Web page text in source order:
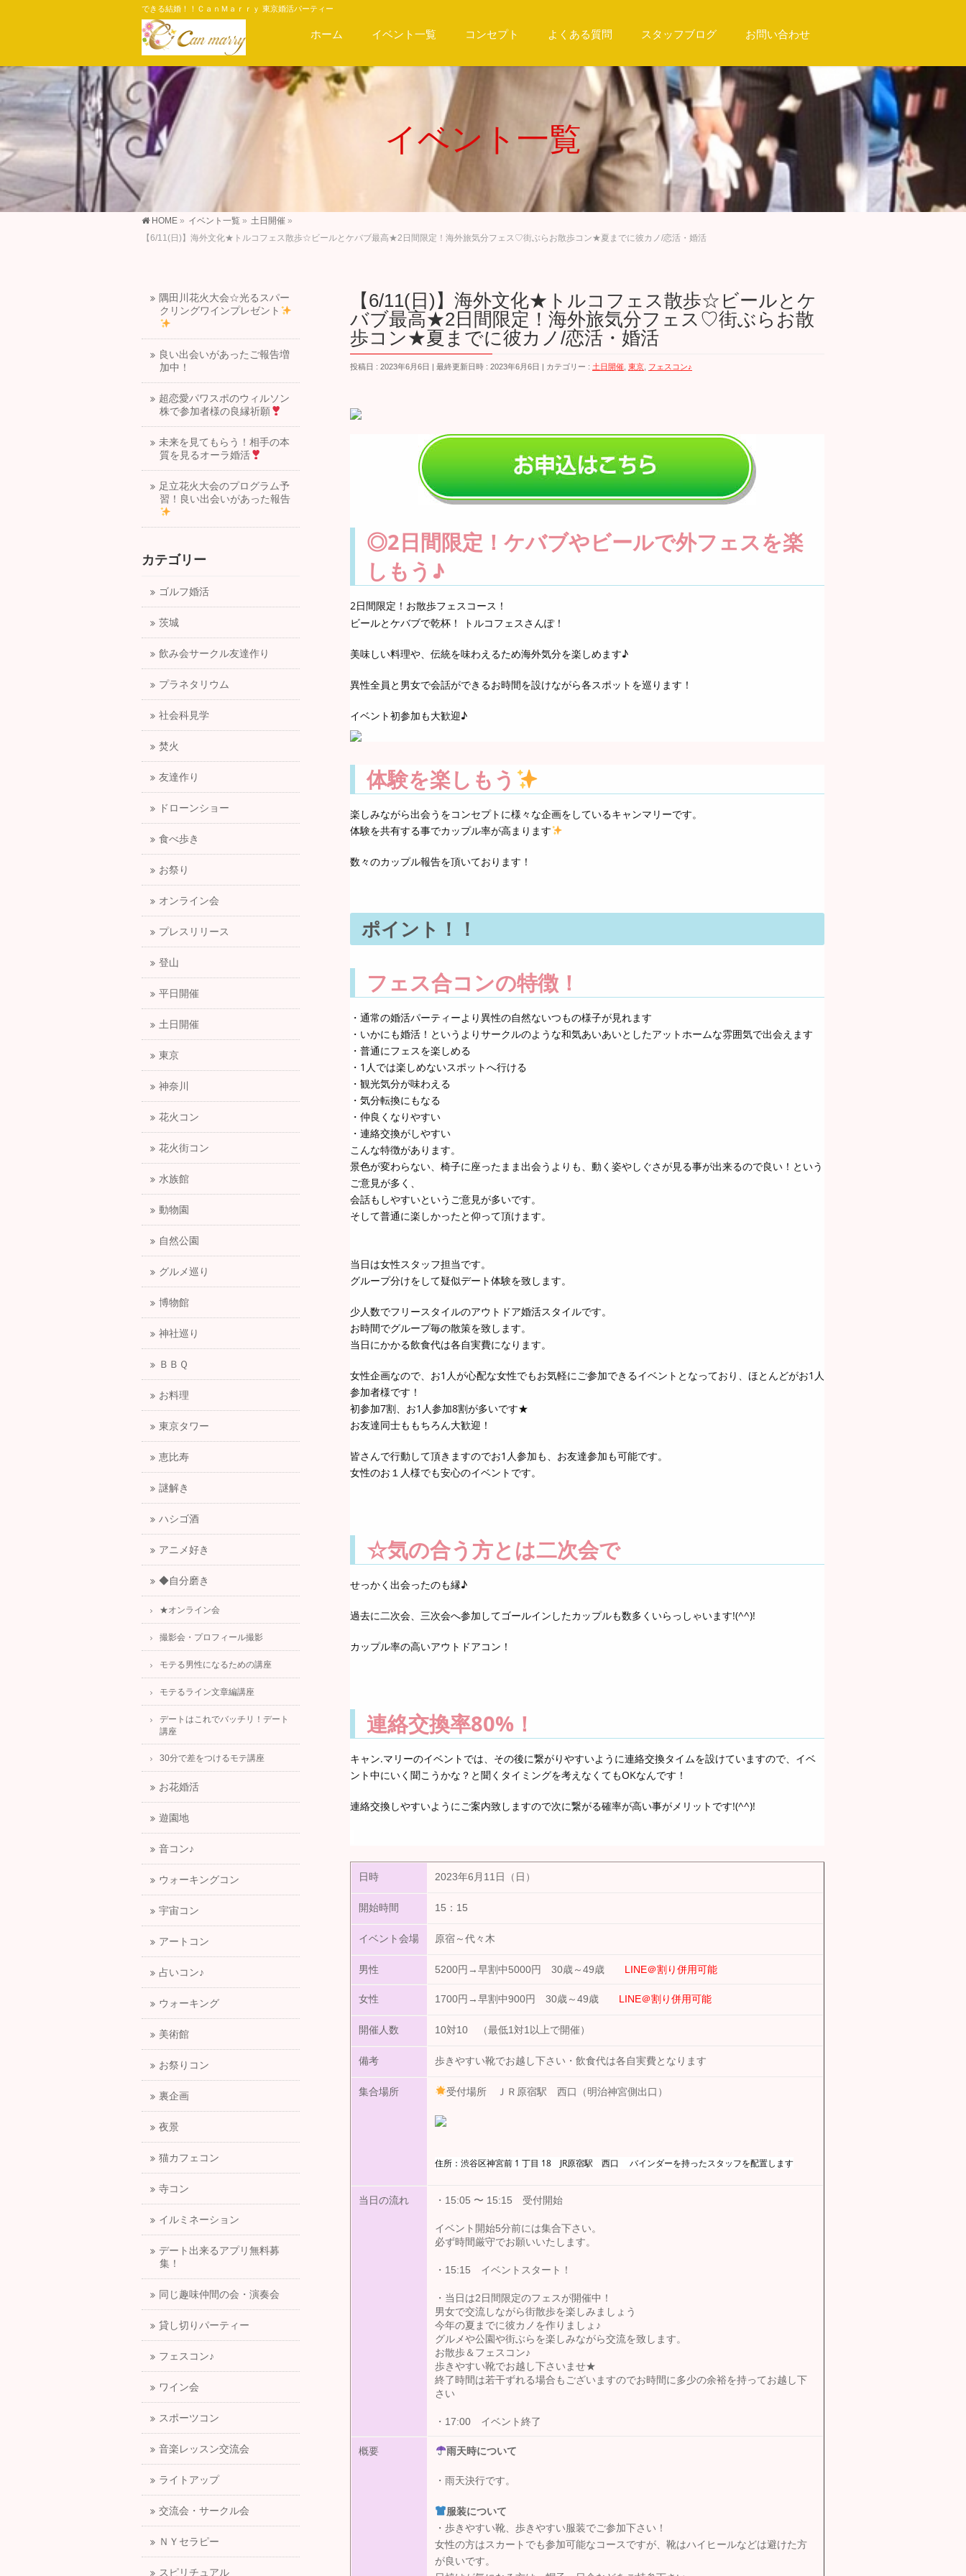
できる結婚！！ＣａｎＭａｒｒｙ 東京婚活パーティー
ホーム イベント一覧 コンセプト よくある質問 スタッフブログ お問い合わせ
イベント一覧
HOME » イベント一覧 » 土日開催 »
【6/11(日)】海外文化★トルコフェス散歩☆ビールとケバブ最高★2日間限定！海外旅気分フェス♡街ぶらお散歩コン★夏までに彼カノ/恋活・婚活
【6/11(日)】海外文化★トルコフェス散歩☆ビールとケ
バブ最高★2日間限定！海外旅気分フェス♡街ぶらお散
歩コン★夏までに彼カノ/恋活・婚活
投稿日 : 2023年6月6日 最終更新日時 : 2023年6月6日 カテゴリー : 土日開催 東京 フェスコン♪
◎2日間限定！ケバブやビールで外フェスを楽
しもう♪
2日間限定！お散歩フェスコース！
ビールとケバブで乾杯！ トルコフェスさんぽ！
美味しい料理や、伝統を味わえるため海外気分を楽しめます♪
異性全員と男女で会話ができるお時間を設けながら各スポットを巡ります！
イベント初参加も大歓迎♪
体験を楽しもう
楽しみながら出会うをコンセプトに様々な企画をしているキャンマリーです。
体験を共有する事でカップル率が高まります
数々のカップル報告を頂いております！
ポイント！！
フェス合コンの特徴！
・通常の婚活パーティーより異性の自然ないつもの様子が見れます
・いかにも婚活！というよりサークルのような和気あいあいとしたアットホームな雰囲気で出会えます
・普通にフェスを楽しめる
・1人では楽しめないスポットへ行ける
・観光気分が味わえる
・気分転換にもなる
・仲良くなりやすい
・連絡交換がしやすい
こんな特徴があります。
景色が変わらない、椅子に座ったまま出会うよりも、動く姿やしぐさが見る事が出来るので良い！という
ご意見が多く、
会話もしやすいというご意見が多いです。
そして普通に楽しかったと仰って頂けます。
当日は女性スタッフ担当です。
グループ分けをして疑似デート体験を致します。
少人数でフリースタイルのアウトドア婚活スタイルです。
お時間でグループ毎の散策を致します。
当日にかかる飲食代は各自実費になります。
女性企画なので、お1人が心配な女性でもお気軽にご参加できるイベントとなっており、ほとんどがお1人
参加者様です！
初参加7割、お1人参加8割が多いです★
お友達同士ももちろん大歓迎！
皆さんで行動して頂きますのでお1人参加も、お友達参加も可能です。
女性のお１人様でも安心のイベントです。
☆気の合う方とは二次会で
せっかく出会ったのも縁♪
過去に二次会、三次会へ参加してゴールインしたカップルも数多くいらっしゃいます!(^^)!
カップル率の高いアウトドアコン！
連絡交換率80%！
キャン.マリーのイベントでは、その後に繋がりやすいように連絡交換タイムを設けていますので、イベ
ント中にいく聞こうかな？と聞くタイミングを考えなくてもOKなんです！
連絡交換しやすいようにご案内致しますので次に繋がる確率が高い事がメリットです!(^^)!
日時 2023年6月11日（日）
開始時間 15：15
イベント会場 原宿～代々木
男性 5200円→早割中5000円 30歳～49歳 LINE＠割り併用可能
女性 1700円→早割中900円 30歳～49歳 LINE＠割り併用可能
開催人数 10対10 （最低1対1以上で開催）
備考 歩きやすい靴でお越し下さい・飲食代は各自実費となります
集合場所 受付場所 ＪＲ原宿駅 西口（明治神宮側出口）
住所：渋谷区神宮前 1 丁目 18 JR原宿駅 西口 バインダーを持ったスタッフを配置します
当日の流れ ・15:05 〜 15:15 受付開始
イベント開始5分前には集合下さい。
必ず時間厳守でお願いいたします。
・15:15 イベントスタート！
・当日は2日間限定のフェスが開催中！
男女で交流しながら街散歩を楽しみましょう
今年の夏までに彼カノを作りましょ♪
グルメや公園や街ぶらを楽しみながら交流を致します。
お散歩＆フェスコン♪
歩きやすい靴でお越し下さいませ★
終了時間は若干ずれる場合もございますのでお時間に多少の余裕を持ってお越し下
さい
・17:00 イベント終了
概要 雨天時について
・雨天決行です。
服装について
・歩きやすい靴、歩きやすい服装でご参加下さい！
女性の方はスカートでも参加可能なコースですが、靴はハイヒールなどは避けた方
が良いです。
隅田川花火大会☆光るスパー
クリングワインプレゼント
良い出会いがあったご報告増
加中！
超恋愛パワスポのウィルソン
株で参加者様の良縁祈願
未来を見てもらう！相手の本
質を見るオーラ婚活
足立花火大会のプログラム予
習！良い出会いがあった報告
カテゴリー
ゴルフ婚活
茨城
飲み会サークル友達作り
プラネタリウム
社会科見学
焚火
友達作り
ドローンショー
食べ歩き
お祭り
オンライン会
プレスリリース
登山
平日開催
土日開催
東京
神奈川
花火コン
花火街コン
水族館
動物園
自然公園
グルメ巡り
博物館
神社巡り
ＢＢＱ
お料理
東京タワー
恵比寿
謎解き
ハシゴ酒
アニメ好き
◆自分磨き
★オンライン会
撮影会・プロフィール撮影
モテる男性になるための講座
モテるライン文章編講座
デートはこれでバッチリ！デート
講座
30分で差をつけるモテ講座
お花婚活
遊園地
音コン♪
ウォーキングコン
宇宙コン
アートコン
占いコン♪
ウォーキング
美術館
お祭りコン
裏企画
夜景
猫カフェコン
寺コン
イルミネーション
デート出来るアプリ無料募
集！
同じ趣味仲間の会・演奏会
貸し切りパーティー
フェスコン♪
ワイン会
スポーツコン
音楽レッスン交流会
ライトアップ
交流会・サークル会
ＮＹセラピー
スピリチュアル